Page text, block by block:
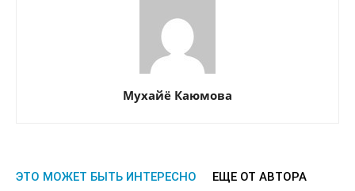
Мухайё Каюмова
ЭТО МОЖЕТ БЫТЬ ИНТЕРЕСНО ЕЩЕ ОТ АВТОРА